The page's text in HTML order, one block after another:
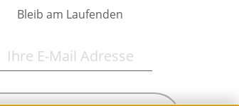
Bleib am Laufenden